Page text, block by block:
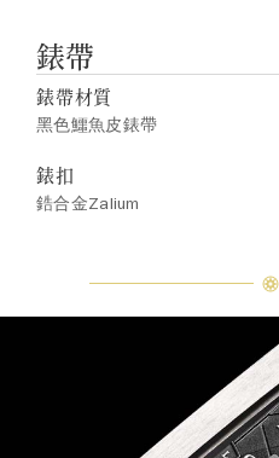
錶帶
錶帶材質
黑色鱷魚皮錶帶
錶扣
鋯合金Zalium